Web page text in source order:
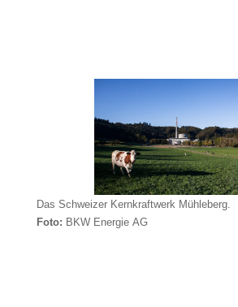
Das Schwei­zer Kern­kraft­werk Mühleberg.
Foto: BKW Ener­gie AG